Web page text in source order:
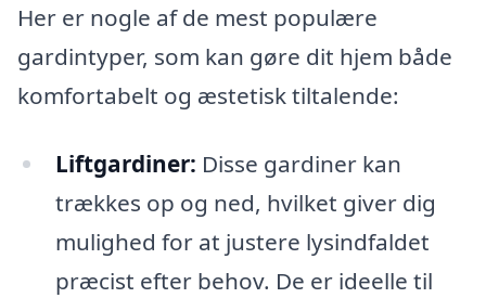
Her er nogle af de mest populære
gardintyper, som kan gøre dit hjem både
komfortabelt og æstetisk tiltalende:
Liftgardiner: Disse gardiner kan
trækkes op og ned, hvilket giver dig
mulighed for at justere lysindfaldet
præcist efter behov. De er ideelle til